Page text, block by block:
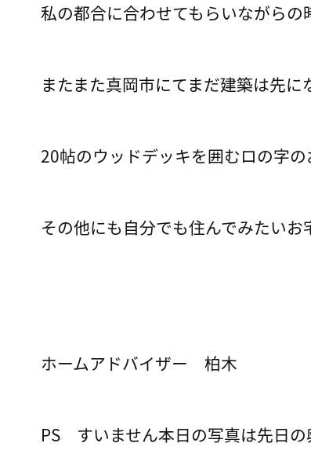
私の都合に合わせてもらいながらの
またまた真岡市にてまだ建築は先
20帖のウッドデッキを囲むロの字の
その他にも自分でも住んでみたい
ホームアドバイザー 柏木
PS すいません本日の写真は先日